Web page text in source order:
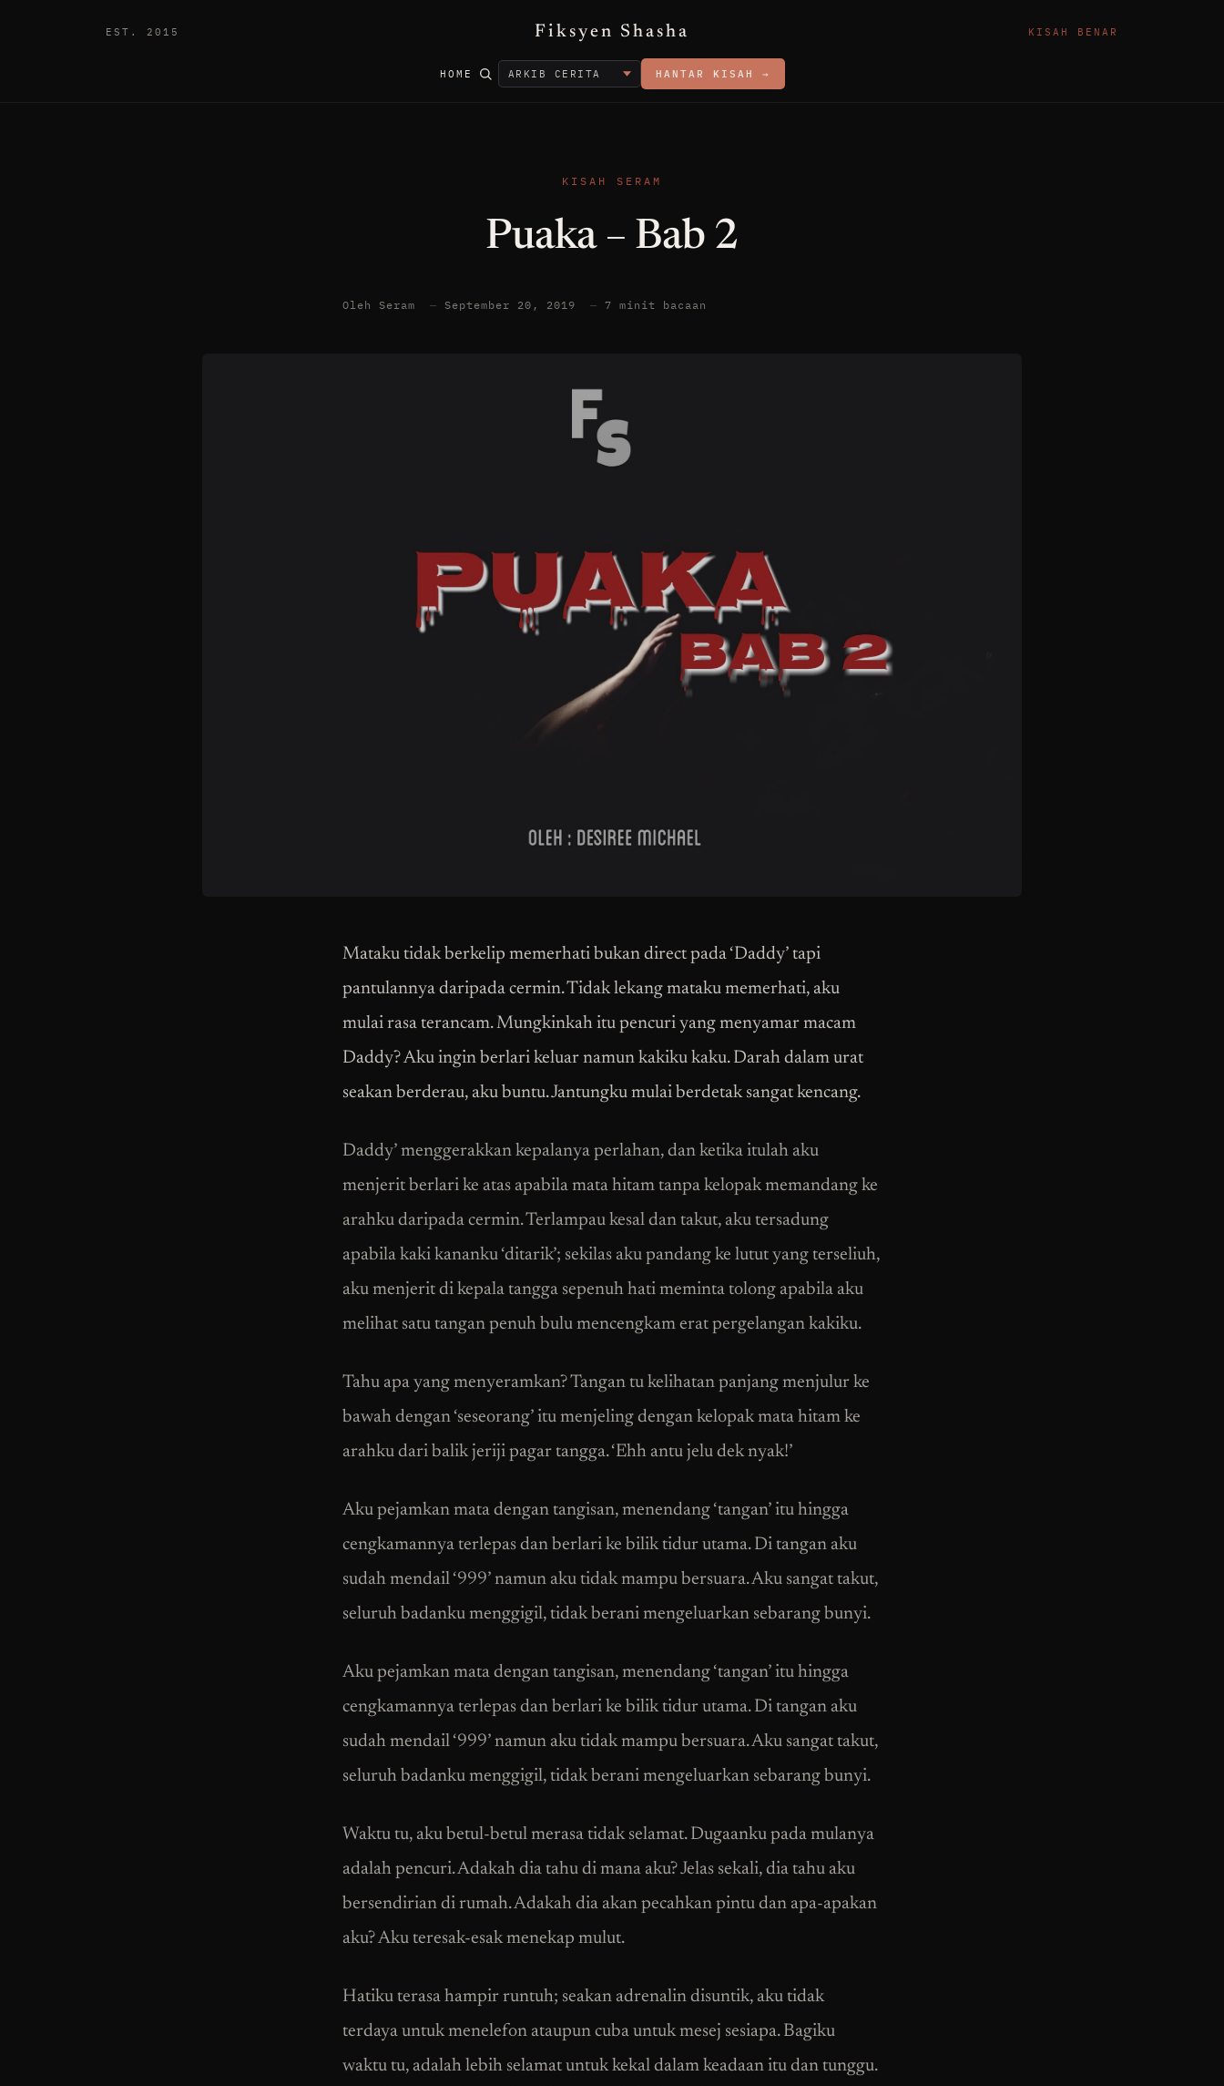
EST. 2015 Fiksyen Shasha KISAH BENAR
HOME HANTAR KISAH →
KISAH SERAM
Puaka – Bab 2
Oleh Seram — September 20, 2019 — 7 minit bacaan
Mataku tidak berkelip memerhati bukan direct pada ‘Daddy’ tapi
pantulannya daripada cermin. Tidak lekang mataku memerhati, aku
mulai rasa terancam. Mungkinkah itu pencuri yang menyamar macam
Daddy? Aku ingin berlari keluar namun kakiku kaku. Darah dalam urat
seakan berderau, aku buntu. Jantungku mulai berdetak sangat kencang.
Daddy’ menggerakkan kepalanya perlahan, dan ketika itulah aku
menjerit berlari ke atas apabila mata hitam tanpa kelopak memandang ke
arahku daripada cermin. Terlampau kesal dan takut, aku tersadung
apabila kaki kananku ‘ditarik’; sekilas aku pandang ke lutut yang terseliuh,
aku menjerit di kepala tangga sepenuh hati meminta tolong apabila aku
melihat satu tangan penuh bulu mencengkam erat pergelangan kakiku.
Tahu apa yang menyeramkan? Tangan tu kelihatan panjang menjulur ke
bawah dengan ‘seseorang’ itu menjeling dengan kelopak mata hitam ke
arahku dari balik jeriji pagar tangga. ‘Ehh antu jelu dek nyak!’
Aku pejamkan mata dengan tangisan, menendang ‘tangan’ itu hingga
cengkamannya terlepas dan berlari ke bilik tidur utama. Di tangan aku
sudah mendail ‘999’ namun aku tidak mampu bersuara. Aku sangat takut,
seluruh badanku menggigil, tidak berani mengeluarkan sebarang bunyi.
Aku pejamkan mata dengan tangisan, menendang ‘tangan’ itu hingga
cengkamannya terlepas dan berlari ke bilik tidur utama. Di tangan aku
sudah mendail ‘999’ namun aku tidak mampu bersuara. Aku sangat takut,
seluruh badanku menggigil, tidak berani mengeluarkan sebarang bunyi.
Waktu tu, aku betul-betul merasa tidak selamat. Dugaanku pada mulanya
adalah pencuri. Adakah dia tahu di mana aku? Jelas sekali, dia tahu aku
bersendirian di rumah. Adakah dia akan pecahkan pintu dan apa-apakan
aku? Aku teresak-esak menekap mulut.
Hatiku terasa hampir runtuh; seakan adrenalin disuntik, aku tidak
terdaya untuk menelefon ataupun cuba untuk mesej sesiapa. Bagiku
waktu tu, adalah lebih selamat untuk kekal dalam keadaan itu dan tunggu.